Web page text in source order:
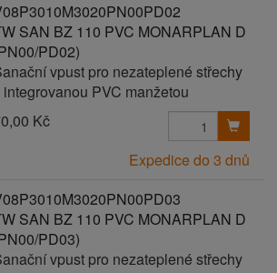
SAN BZ 110 PVC MONARPLAN D
PD02)
vpust pro nezateplené střechy
integrovanou PVC manžetou
Kč
Expedice do 3 dnů
SAN BZ 110 PVC MONARPLAN D
PD03)
vpust pro nezateplené střechy